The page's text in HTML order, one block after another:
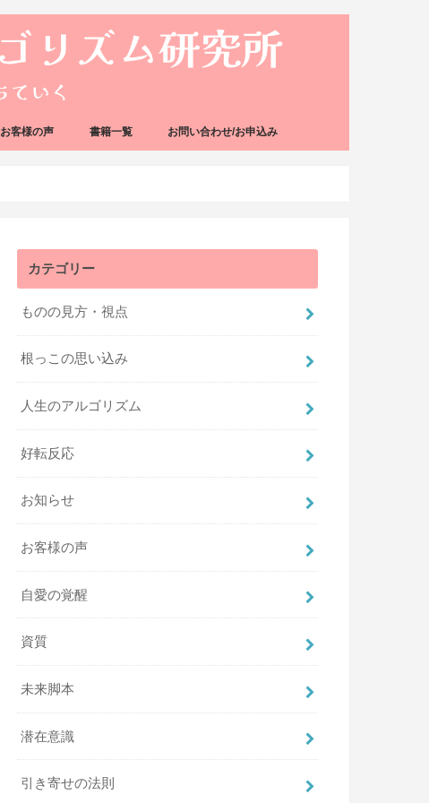
お客様の声 書籍一覧 お問い合わせ/お申込み
カテゴリー
ものの見方・視点
根っこの思い込み
人生のアルゴリズム
好転反応
お知らせ
お客様の声
自愛の覚醒
資質
未来脚本
潜在意識
引き寄せの法則